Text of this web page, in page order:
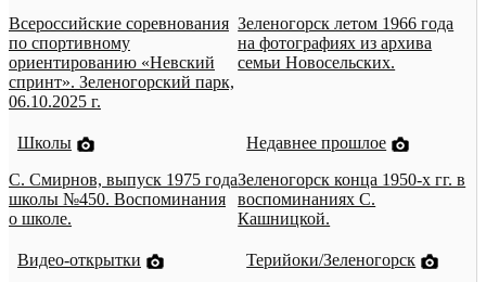
Всероссийские соревнования
по спортивному
ориентированию «Невский
спринт». Зеленогорский парк,
06.10.2025 г.
Зеленогорск летом 1966 года
на фотографиях из архива
семьи Новосельских.
Школы
С. Смирнов, выпуск 1975 года
школы №450. Воспоминания
о школе.
Недавнее прошлое
Зеленогорск конца 1950-х гг. в
воспоминаниях С.
Кашницкой.
Видео-открытки
Терийоки/Зеленогорск